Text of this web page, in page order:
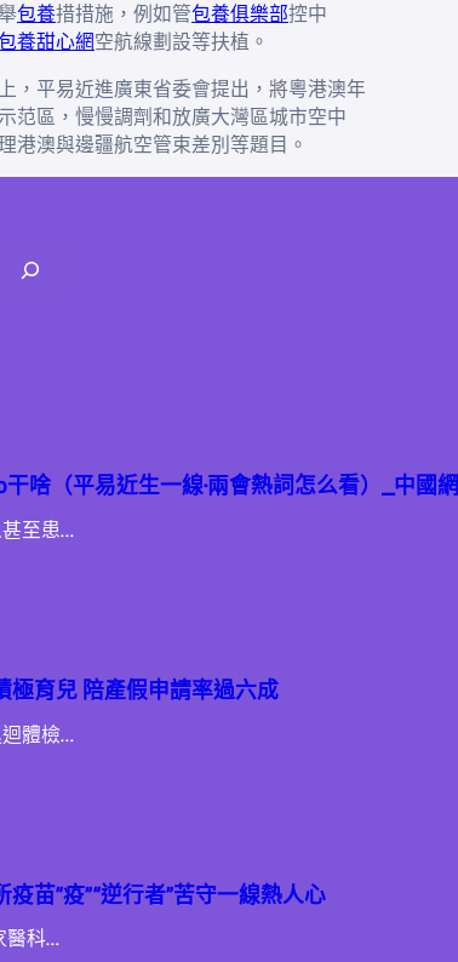
包養措措施，例如管包養俱樂部控中
養甜心網空航線劃設等扶植。
，平易近進廣東省委會提出，將粵港澳年
范區，慢慢調劑和放廣大灣區城市空中
港澳與邊疆航空管束差別等題目。
啥（平易近生一線·兩會熱詞怎么看）_中國網
至患…
極育兒 陪產假申請率過六成
體檢…
苗“疫”“逆行者”苦守一線熱人心
醫科…